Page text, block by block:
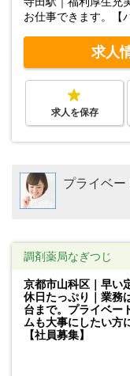
お仕事できます。【
求人
求人を保存
プライベー
調剤薬局なぎつじ
京都市山科区｜早い
休日たっぷり｜業務
台まで。プライベー
ムも大事にしたい方
【社員募集】